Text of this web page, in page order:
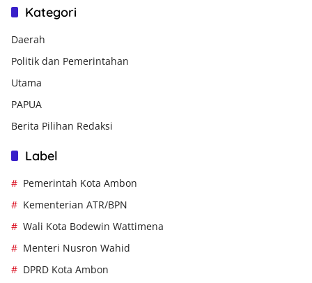
Kategori
Daerah
Politik dan Pemerintahan
Utama
PAPUA
Berita Pilihan Redaksi
Label
Pemerintah Kota Ambon
Kementerian ATR/BPN
Wali Kota Bodewin Wattimena
Menteri Nusron Wahid
DPRD Kota Ambon